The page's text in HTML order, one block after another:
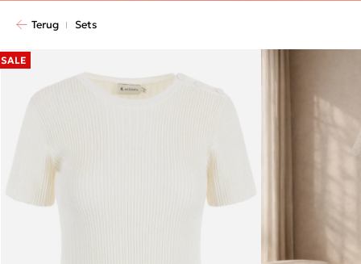
Terug Sets
SALE